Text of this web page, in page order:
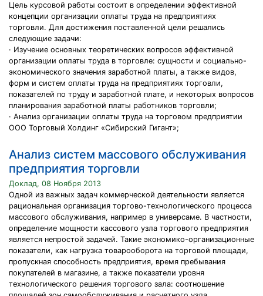
Цель курсовой работы состоит в определении эффективной
концепции организации оплаты труда на предприятиях
торговли. Для достижения поставленной цели решались
следующие задачи:
· Изучение основных теоретических вопросов эффективной
организации оплаты труда в торговле: сущности и социально-
экономического значения заработной платы, а также видов,
форм и систем оплаты труда на предприятиях торговли,
показателей по труду и заработной плате, и некоторых вопросов
планирования заработной платы работников торговли;
· Анализ организации оплаты труда на торговом предприятии
ООО Торговый Холдинг «Сибирский Гигант»;
Анализ систем массового обслуживания
предприятия торговли
Доклад, 08 Ноября 2013
Одной из важных задач коммерческой деятельности является
рациональная организация торгово-технологического процесса
массового обслуживания, например в универсаме. В частности,
определение мощности кассового узла торгового предприятия
является непростой задачей. Такие экономико-организационные
показатели, как нагрузка товарооборота на торговой площади,
пропускная способность предприятия, время пребывания
покупателей в магазине, а также показатели уровня
технологического решения торгового зала: соотношение